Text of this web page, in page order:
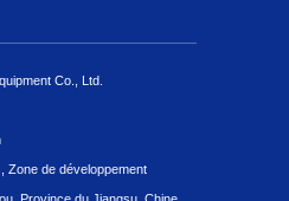
Co., Ltd.
Zone de développement